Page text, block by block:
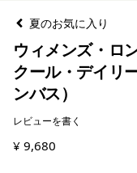
夏のお気に入り
ウィメンズ・ロ
クール・デイリ
ンバス）
レビューを書く
¥ 9,680